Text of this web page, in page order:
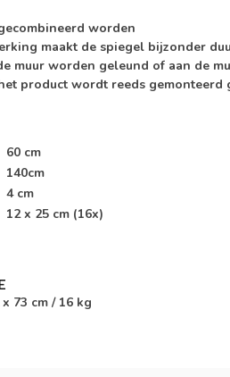
worden
maakt de spiegel bijzonder
muur worden geleund of aan de
product wordt reeds gemonteerd
60 cm
140cm
4 cm
12 x 25 cm (16x)
73 cm / 16 kg